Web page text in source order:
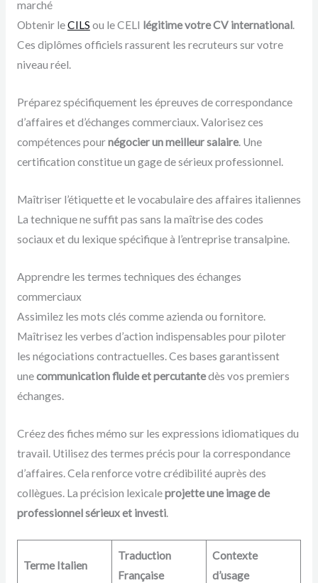
marché
Obtenir leCILS ou le CELI légitime votre CV international.
Ces diplômes officiels rassurent les recruteurs sur votre
niveau réel.
Préparez spécifiquement les épreuves de correspondance
d’affaires et d’échanges commerciaux. Valorisez ces
compétences pournégocier un meilleur salaire. Une
certification constitue un gage de sérieux professionnel.
Maîtriser l’étiquette et le vocabulaire des affaires italiennes
La technique ne suffit pas sans la maîtrise des codes
sociaux et du lexique spécifique à l’entreprise transalpine.
Apprendre les termes techniques des échanges
commerciaux
Assimilez les mots clés comme azienda ou fornitore.
Maîtrisez les verbes d’action indispensables pour piloter
les négociations contractuelles. Ces bases garantissent
unecommunication fluide et percutantedès vos premiers
échanges.
Créez des fiches mémo sur les expressions idiomatiques du
travail. Utilisez des termes précis pour la correspondance
d’affaires. Cela renforce votre crédibilité auprès des
collègues. La précision lexicaleprojette une image de
professionnel sérieux et investi.
Terme Italien
Traduction
Française
Contexte
d’usage